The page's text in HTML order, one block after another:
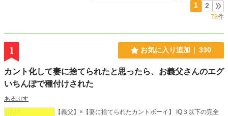
1 2
78件
1 お気に入り追加 330
カント化して妻に捨てられたと思ったら、お義父さんのエグ
いちんぽで種付けされた
あるぷす
【義父】×【妻に捨てられたカントボーイ】 IQ３以下の完全